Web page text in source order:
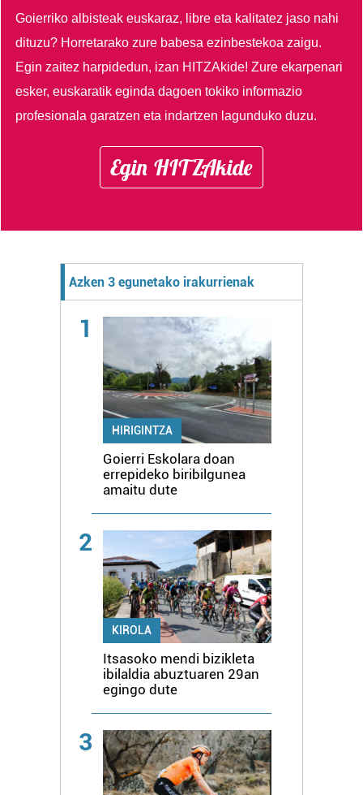
Goierriko albisteak euskaraz, libre eta kalitatez jaso nahi
dituzu? Horretarako zure babesa ezinbestekoa zaigu.
Egin zaitez harpidedun, izan HITZAkide!Zure ekarpenari
esker, euskaratik eginda dagoen tokiko informazio
profesionala garatzen eta indartzen lagunduko duzu.
Egin HITZAkide
Azken 3 egunetako irakurrienak
1
HIRIGINTZA
Goierri Eskolara doan
errepideko biribilgunea
amaitu dute
2
KIROLA
Itsasoko mendi bizikleta
ibilaldia abuztuaren 29an
egingo dute
3